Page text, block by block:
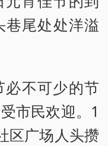
巷尾处处洋溢
不可少的节
市民欢迎。1
区广场人头攒